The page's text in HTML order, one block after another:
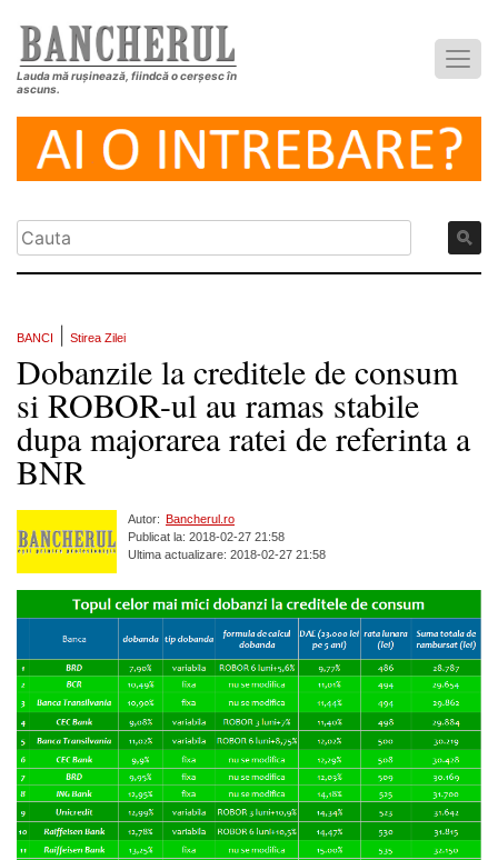
Lauda mă rușinează, fiindcă o cerșesc în
ascuns.
BANCI Stirea Zilei
Dobanzile la creditele de consum
si ROBOR-ul au ramas stabile
dupa majorarea ratei de referinta a
BNR
Autor: Bancherul.ro
Publicat la: 2018-02-27 21:58
Ultima actualizare: 2018-02-27 21:58